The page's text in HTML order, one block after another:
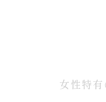
女性特